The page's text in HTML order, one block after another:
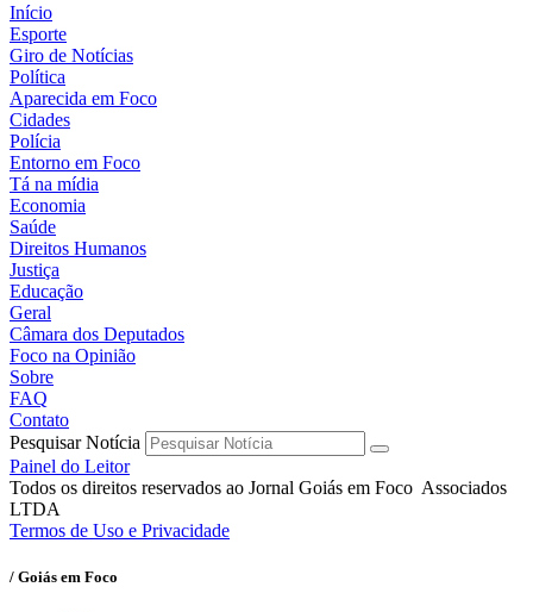
Início
Esporte
Giro de Notícias
Política
Aparecida em Foco
Cidades
Polícia
Entorno em Foco
Tá na mídia
Economia
Saúde
Direitos Humanos
Justiça
Educação
Geral
Câmara dos Deputados
Foco na Opinião
Sobre
FAQ
Contato
Pesquisar Notícia
Painel do Leitor
Todos os direitos reservados ao Jornal Goiás em Foco Associados
LTDA
Termos de Uso e Privacidade
/ Goiás em Foco